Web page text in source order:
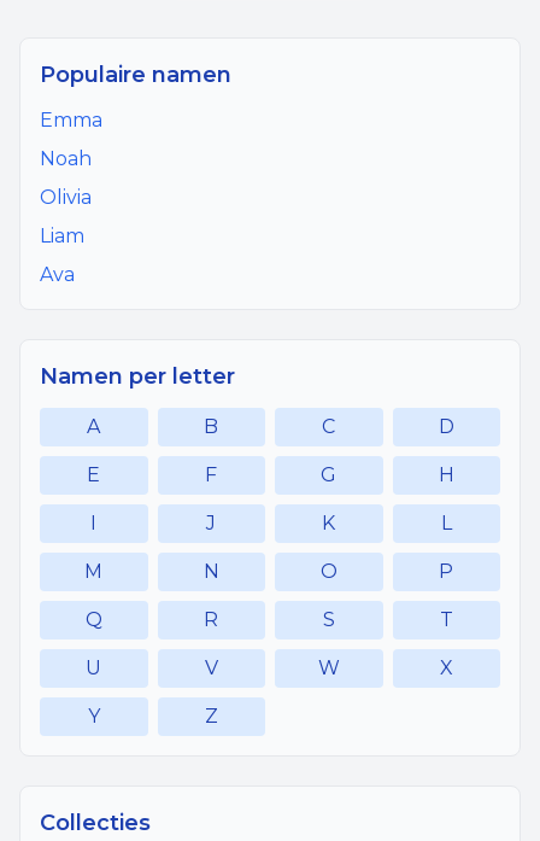
Populaire namen
Emma
Noah
Olivia
Liam
Ava
Namen per letter
A B C D
E F G H
I J K L
M N O P
Q R S T
U V W X
Y Z
Collecties